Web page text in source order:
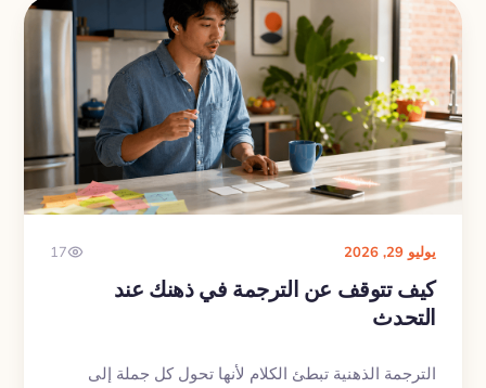
يوليو 29, 2026 17
كيف تتوقف عن الترجمة في ذهنك عند
التحدث
الترجمة الذهنية تبطئ الكلام لأنها تحول كل جملة إلى